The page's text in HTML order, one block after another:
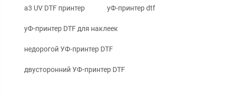
a3 UV DTF принтер уФ-принтер dtf
уФ-принтер DTF для наклеек
недорогой УФ-принтер DTF
двусторонний УФ-принтер DTF